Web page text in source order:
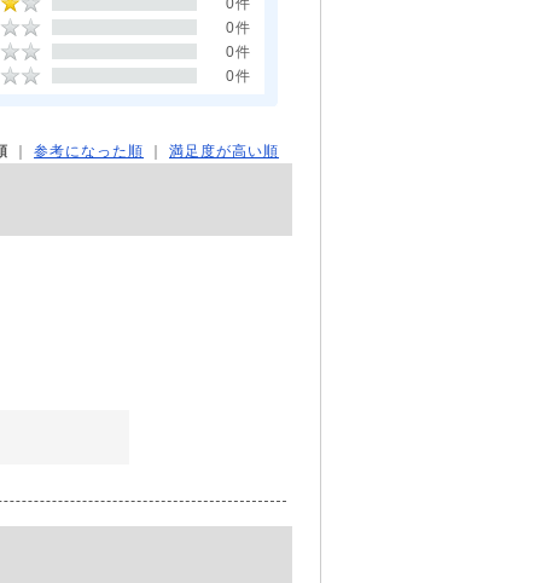
0件
0件
0件
｜ 参考になった順 ｜ 満足度が高い順